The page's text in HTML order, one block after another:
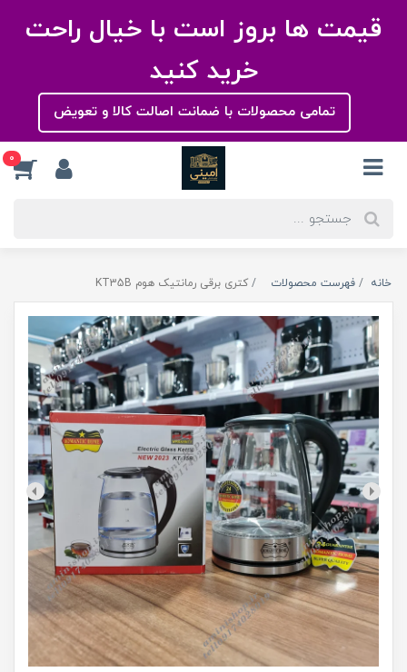
قیمت ها بروز است با خیال راحت
خرید کنید
تمامی محصولات با ضمانت اصالت کالا و تعویض
0
خانه فهرست محصولات کتری برقی رمانتیک هوم KT35B